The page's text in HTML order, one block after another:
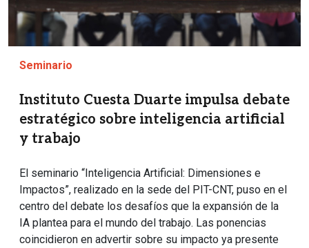
Seminario
Instituto Cuesta Duarte impulsa debate
estratégico sobre inteligencia artificial
y trabajo
El seminario “Inteligencia Artificial: Dimensiones e
Impactos”, realizado en la sede del PIT-CNT, puso en el
centro del debate los desafíos que la expansión de la
IA plantea para el mundo del trabajo. Las ponencias
coincidieron en advertir sobre su impacto ya presente